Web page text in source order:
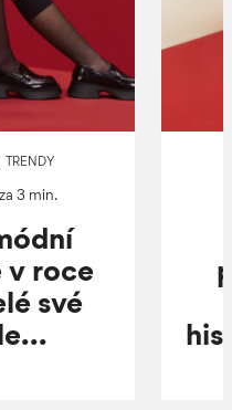
TRENDY
3 min.
v roce
své